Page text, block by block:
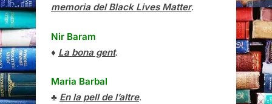
memoria del Black Lives Matter.
Nir Baram
♦ La bona gent.
Maria Barbal
♣ En la pell de l’altre.